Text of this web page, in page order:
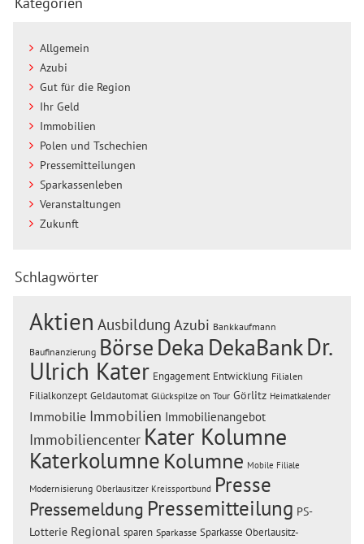
Allgemein
Azubi
Gut für die Region
Ihr Geld
Immobilien
Polen und Tschechien
Pressemitteilungen
Sparkassenleben
Veranstaltungen
Zukunft
Schlagwörter
Aktien Ausbildung Azubi Bankkaufmann
Baufinanzierung BörseDeka DekaBankDr.
Ulrich Kater Engagement Entwicklung Filialen
Filialkonzept Geldautomat Glückspilze on Tour Görlitz Heimatkalender
Immobilie Immobilien Immobilienangebot
Immobiliencenter Kater Kolumne
Katerkolumne Kolumne Mobile Filiale
Modernisierung Oberlausitzer Kreissportbund Presse
Pressemeldung Pressemitteilung PS-
Lotterie Regional sparen Sparkasse Sparkasse Oberlausitz-